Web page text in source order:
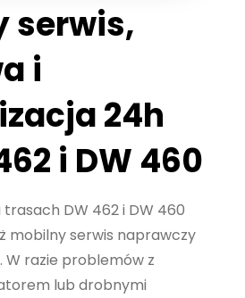
serwis,
i
24h
i DW 460
DW 462 i DW 460
mobilny serwis naprawczy
W razie problemów z
lub drobnymi